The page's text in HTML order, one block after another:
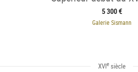
5 300 €
Galerie Sismann
XVIesiècle